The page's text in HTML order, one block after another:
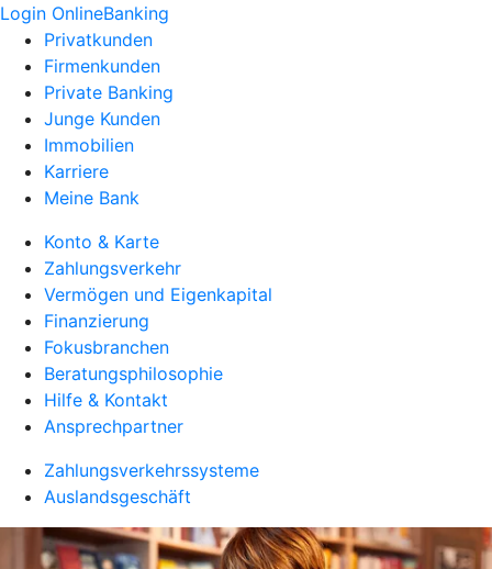
Login OnlineBanking
Privatkunden
Firmenkunden
Private Banking
Junge Kunden
Immobilien
Karriere
Meine Bank
Konto & Karte
Zahlungsverkehr
Vermögen und Eigenkapital
Finanzierung
Fokusbranchen
Beratungsphilosophie
Hilfe & Kontakt
Ansprechpartner
Zahlungsverkehrssysteme
Auslandsgeschäft